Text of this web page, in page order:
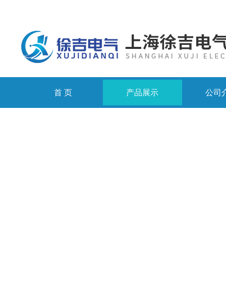
首 页 产品展示 公司